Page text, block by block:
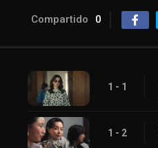
Compartido 0
1 - 1
1 - 2